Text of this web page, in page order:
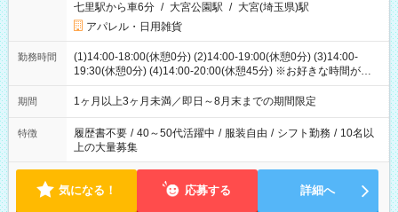
七里駅から車6分 / 大宮公園駅 / 大宮(埼玉県)駅
アパレル・日用雑貨
勤務時間
(1)14:00-18:00(休憩0分) (2)14:00-19:00(休憩0分) (3)14:00-
19:30(休憩0分) (4)14:00-20:00(休憩45分) ※お好きな時間が選べ
ます
期間 1ヶ月以上3ヶ月未満／即日～8月末までの期間限定
特徴 履歴書不要 / 40～50代活躍中 / 服装自由 / シフト勤務 / 10名以
上の大量募集
気になる！ 応募する 詳細へ